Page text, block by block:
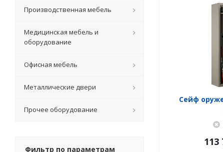
Сейф
113
Производственная мебель
Медицинская мебель и
оборудование
Офисная мебель
Металлические двери
Прочее оборудование
Фильтр по параметрам